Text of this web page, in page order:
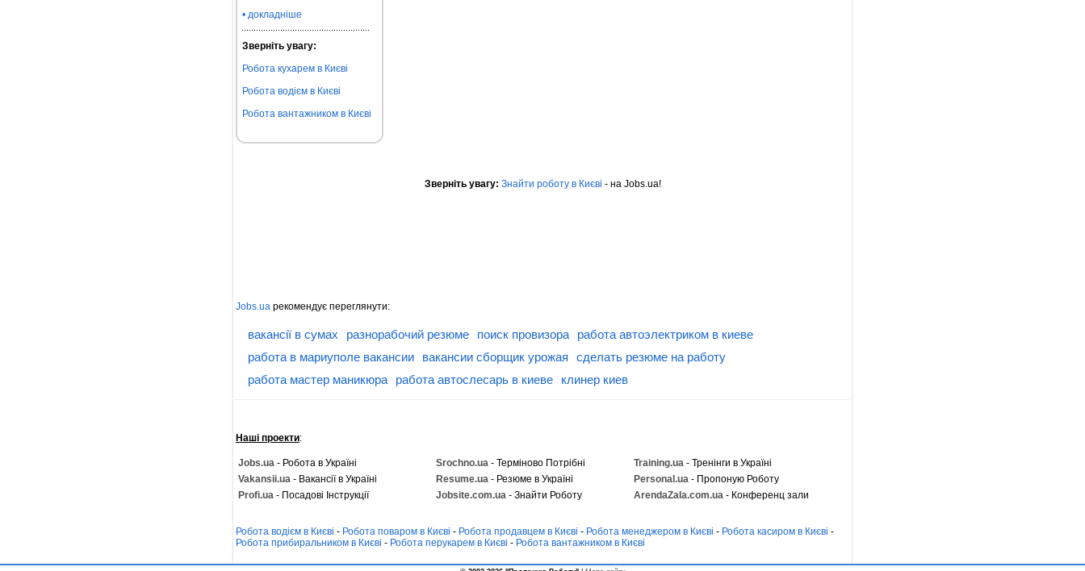
• докладніше
Зверніть увагу:
Робота кухарем в Києві
Робота водієм в Києві
Робота вантажником в Києві
Зверніть увагу: Знайти роботу в Києві - на Jobs.ua!
Jobs.ua рекомендує переглянути:
вакансії в сумах разнорабочий резюме поиск провизора
работа автоэлектриком в киеве
работа в мариуполе вакансии
вакансии сборщик урожая
сделать резюме на работу
работа мастер маникюра
работа автослесарь в киеве клинер киев
Наші проекти:
Jobs.ua - Робота в Україні Srochno.ua - Терміново Потрібні Training.ua - Тренінги в Україні
Vakansii.ua - Вакансії в Україні Resume.ua - Резюме в Україні Personal.ua - Пропоную Роботу
Profi.ua - Посадові Інструкції Jobsite.com.ua - Знайти Роботу ArendaZala.com.ua - Конференц зали
Робота водієм в Києві - Робота поваром в Києві - Робота продавцем в Києві - Робота менеджером в Києві - Робота касиром в Києві -
Робота прибиральником в Києві - Робота перукарем в Києві - Робота вантажником в Києві